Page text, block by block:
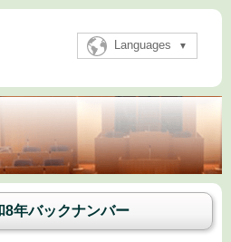
Languages
年バックナンバー